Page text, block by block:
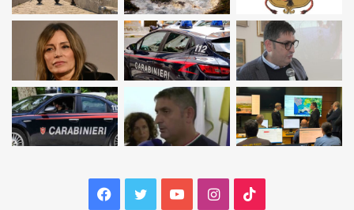
Facebook
TwitterYouTubeInstagram